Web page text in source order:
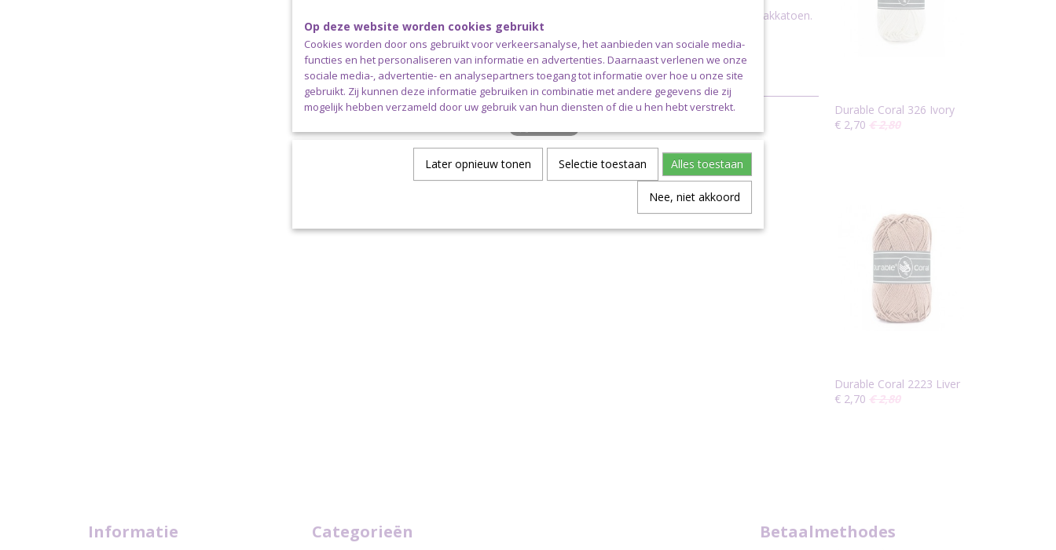
Durable Coral is een 100% gemerceriseerd en gegaseerd breikatoen of haakkatoen.
Verzending
Dit pakket kan uitsluitend verstuurd worden via pakket post.
Durable Coral 326 Ivory
€ 2,70 € 2,80
Durable Coral 2223 Liver
€ 2,70 € 2,80
Informatie Categorieën Betaalmethodes
Op deze website worden cookies gebruikt
Cookies worden door ons gebruikt voor verkeersanalyse, het aanbieden van sociale media-
functies en het personaliseren van informatie en advertenties. Daarnaast verlenen we onze
sociale media-, advertentie- en analysepartners toegang tot informatie over hoe u onze site
gebruikt. Zij kunnen deze informatie gebruiken in combinatie met andere gegevens die zij
mogelijk hebben verzameld door uw gebruik van hun diensten of die u hen hebt verstrekt.
Later opnieuw tonen Selectie toestaan Alles toestaan
Nee, niet akkoord